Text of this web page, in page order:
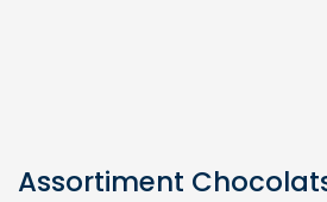
Assortiment